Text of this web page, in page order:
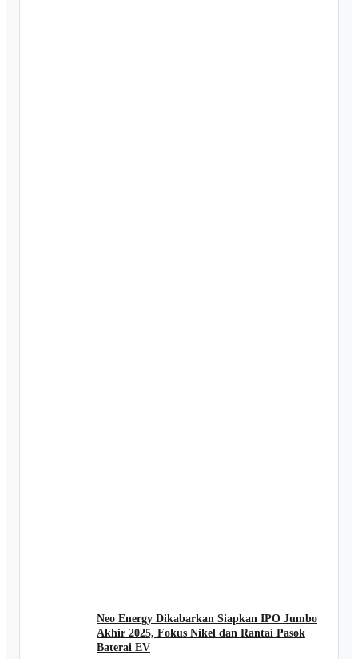
Neo Energy Dikabarkan Siapkan IPO Jumbo
Akhir 2025, Fokus Nikel dan Rantai Pasok
Baterai EV